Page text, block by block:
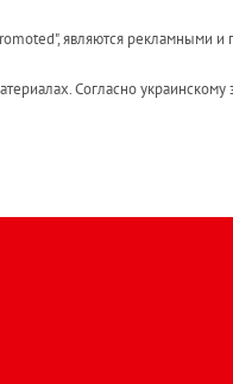
являются рекламными и
Согласно украинскому